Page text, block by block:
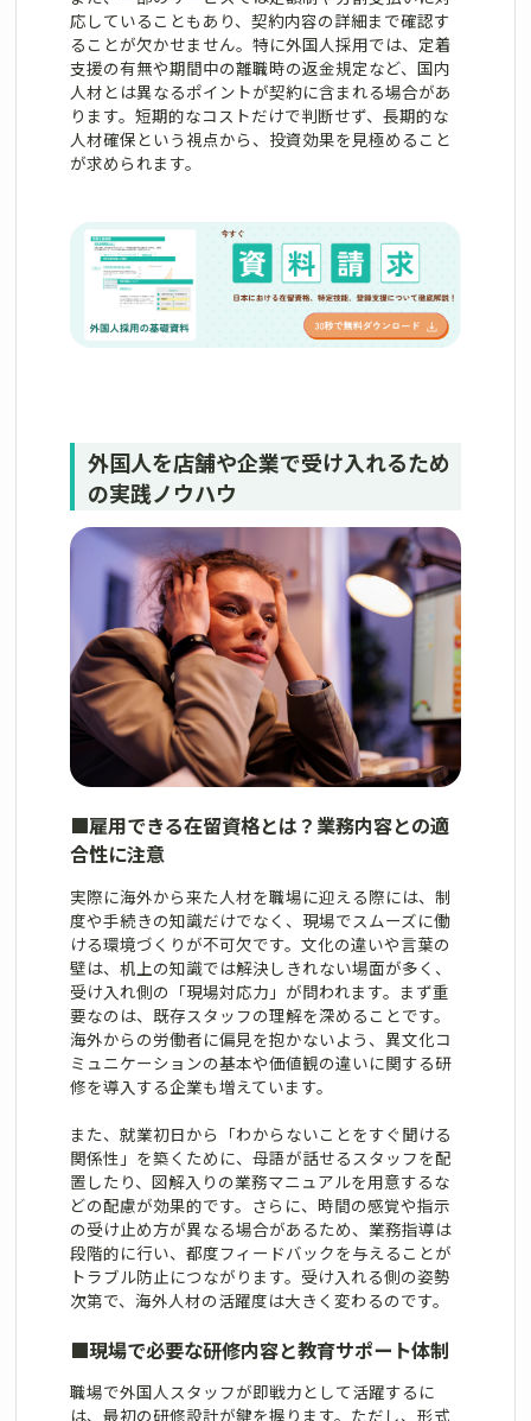
応していることもあり、契約内容の詳細まで確認す
ることが欠かせません。特に外国人採用では、定着
支援の有無や期間中の離職時の返金規定など、国内
人材とは異なるポイントが契約に含まれる場合があ
ります。短期的なコストだけで判断せず、長期的な
人材確保という視点から、投資効果を見極めること
が求められます。
外国人を店舗や企業で受け入れるため
の実践ノウハウ
■雇用できる在留資格とは？業務内容との適
合性に注意
実際に海外から来た人材を職場に迎える際には、制
度や手続きの知識だけでなく、現場でスムーズに働
ける環境づくりが不可欠です。文化の違いや言葉の
壁は、机上の知識では解決しきれない場面が多く、
受け入れ側の「現場対応力」が問われます。まず重
要なのは、既存スタッフの理解を深めることです。
海外からの労働者に偏見を抱かないよう、異文化コ
ミュニケーションの基本や価値観の違いに関する研
修を導入する企業も増えています。
また、就業初日から「わからないことをすぐ聞ける
関係性」を築くために、母語が話せるスタッフを配
置したり、図解入りの業務マニュアルを用意するな
どの配慮が効果的です。さらに、時間の感覚や指示
の受け止め方が異なる場合があるため、業務指導は
段階的に行い、都度フィードバックを与えることが
トラブル防止につながります。受け入れる側の姿勢
次第で、海外人材の活躍度は大きく変わるのです。
■現場で必要な研修内容と教育サポート体制
職場で外国人スタッフが即戦力として活躍するに
は、最初の研修設計が鍵を握ります。ただし、形式